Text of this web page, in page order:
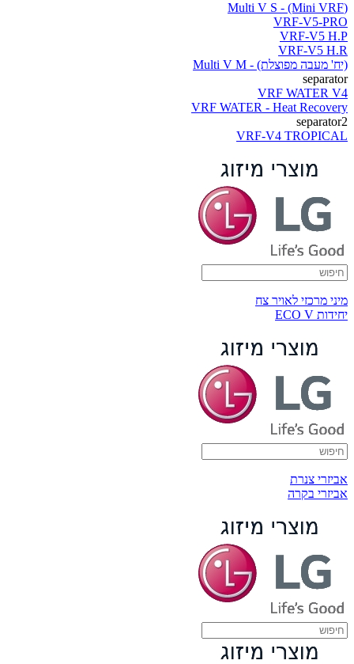
(Multi V S - (Mini VRF
VRF-V5-PRO
VRF-V5 H.P
VRF-V5 H.R
(יח' מעבה מפוצלת) - Multi V M
separator
VRF WATER V4
VRF WATER - Heat Recovery
separator2
VRF-V4 TROPICAL
מיני מרכזי לאויר צח
יחידות ECO V
אביזרי צנרת
אביזרי בקרה